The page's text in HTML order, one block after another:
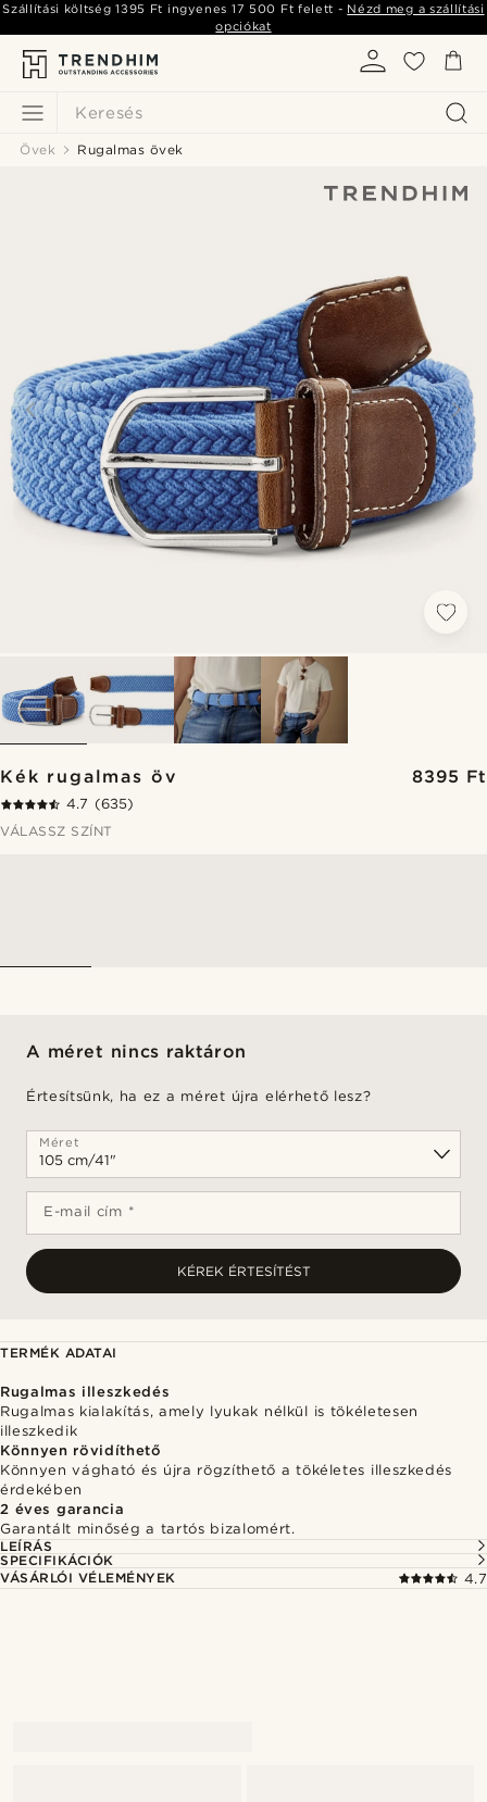
Keresés
Szállítási költség1395 Ft ingyenes 17 500 Ft felett - Nézd meg a szállítási
opciókat
Övek Rugalmas övek
Kék rugalmas öv 8395 Ft
4.7 (635)
VÁLASSZ SZÍNT
A méret nincs raktáron
Értesítsünk, ha ez a méret újra elérhető lesz?
Méret
E-mail cím *
KÉREK ÉRTESÍTÉST
TERMÉK ADATAI
Rugalmas illeszkedés
Rugalmas kialakítás, amely lyukak nélkül is tökéletesen
illeszkedik
Könnyen rövidíthető
Könnyen vágható és újra rögzíthető a tökéletes illeszkedés
érdekében
2 éves garancia
Garantált minőség a tartós bizalomért.
LEÍRÁS
SPECIFIKÁCIÓK
VÁSÁRLÓI VÉLEMÉNYEK
4.7